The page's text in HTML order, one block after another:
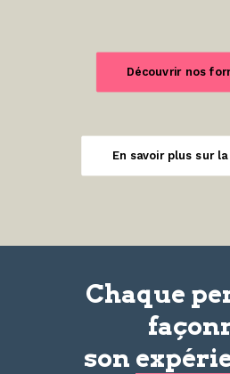
Découvrir nos
En savoir plus sur
Chaque
son